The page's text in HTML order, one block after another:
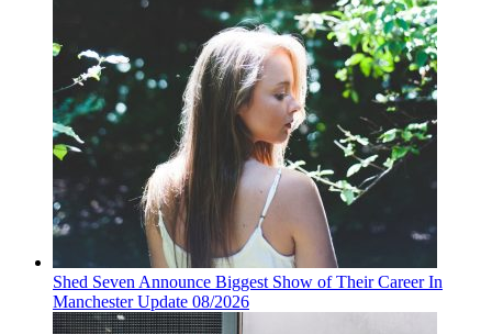
Shed Seven Announce Biggest Show of Their Career In
Manchester Update 08/2026